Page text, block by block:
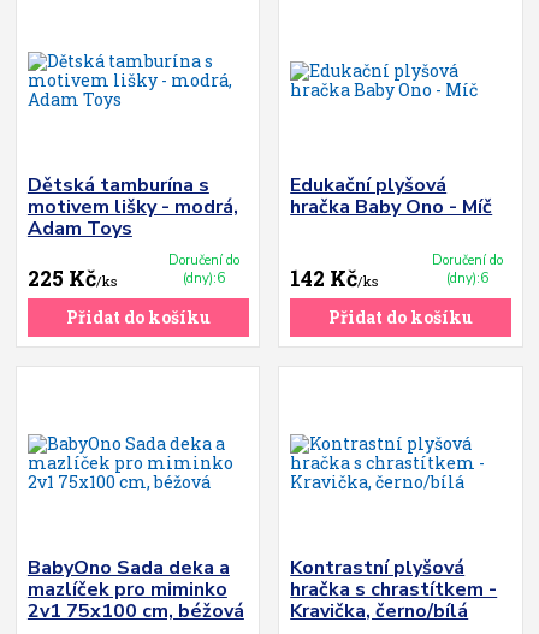
Dětská tamburína s
motivem lišky - modrá,
Adam Toys
225 Kč/ks
Doručení do
(dny):6
Přidat do košíku
Edukační plyšová
hračka Baby Ono - Míč
142 Kč/ks
Doručení do
(dny):6
Přidat do košíku
BabyOno Sada deka a
mazlíček pro miminko
2v1 75x100 cm, béžová
Kontrastní plyšová
hračka s chrastítkem -
Kravička, černo/bílá